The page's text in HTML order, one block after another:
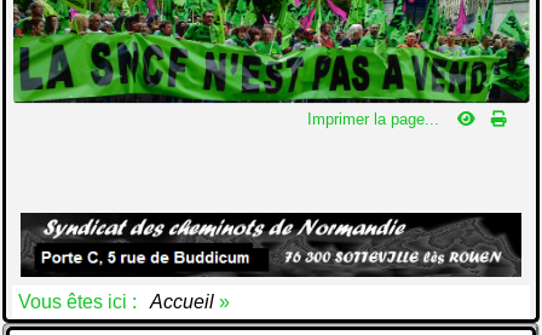
Imprimer la page...
Vous êtes ici : Accueil »